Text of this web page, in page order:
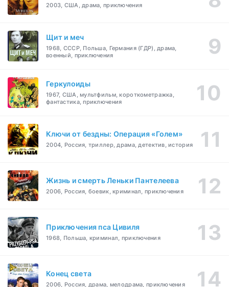
2003, США, драма, приключения
Щит и меч
1968, СССР, Польша, Германия (ГДР), драма,
военный, приключения
Геркулоиды
1967, США, мультфильм, короткометражка,
фантастика, приключения
Ключи от бездны: Операция «Голем»
2004, Россия, триллер, драма, детектив, история
Жизнь и смерть Леньки Пантелеева
2006, Россия, боевик, криминал, приключения
Приключения пса Цивиля
1968, Польша, криминал, приключения
Конец света
2006, Россия, драма, мелодрама, приключения